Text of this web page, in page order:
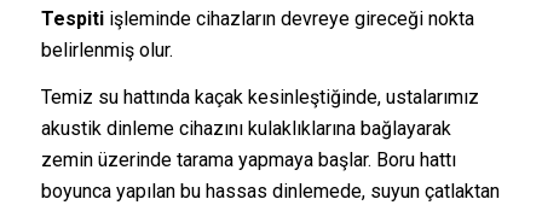
Tespitiişleminde cihazların devreye gireceği nokta
belirlenmiş olur.
Temiz su hattında kaçak kesinleştiğinde, ustalarımız
akustik dinleme cihazını kulaklıklarına bağlayarak
zemin üzerinde tarama yapmaya başlar. Boru hattı
boyunca yapılan bu hassas dinlemede, suyun çatlaktan